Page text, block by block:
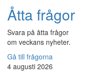
Åtta frågor
Svara på åtta frågor
om veckans nyheter.
Gå till frågorna
4 augusti 2026